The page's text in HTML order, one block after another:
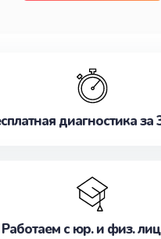
диагностика за
Работаем с юр. и физ.